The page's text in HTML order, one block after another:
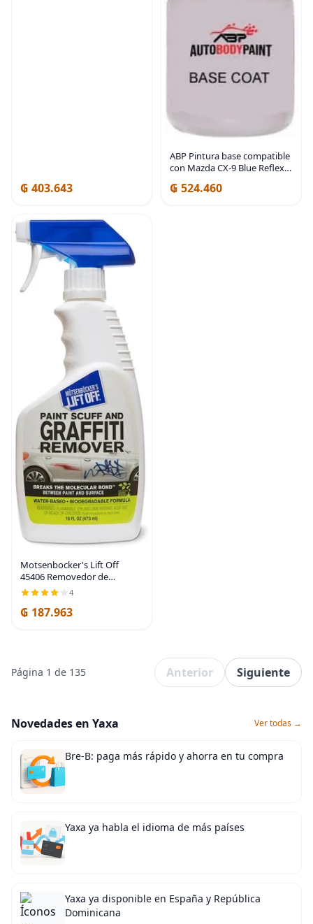
₲ 403.643
ABP Pintura base compatible
con Mazda CX-9 Blue Reflex
₲ 524.460
Motsenbocker's Lift Off
45406 Removedor de
raspones y graffiti de pintura,
elimina fácilmente rozaduras
de pintura, pintura en
4
₲ 187.963
Página 1 de 135 Anterior Siguiente
Novedades en Yaxa Ver todas →
Bre-B: paga más rápido y ahorra en tu compra
Yaxa ya habla el idioma de más países
Yaxa ya disponible en España y República
Dominicana